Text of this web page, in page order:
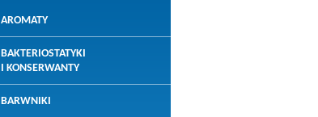
AROMATY
BAKTERIOSTATYKI
I KONSERWANTY
BARWNIKI